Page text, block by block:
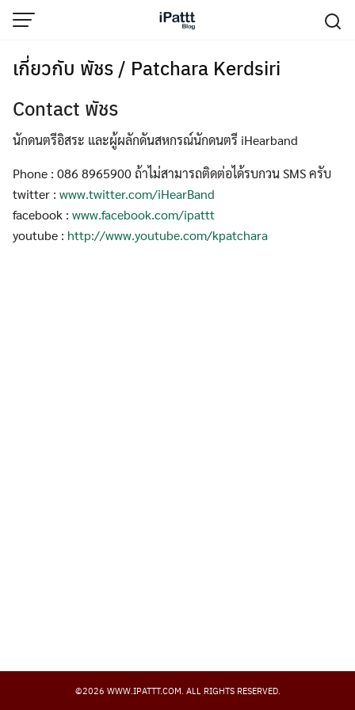
Skip
เกี่ยวกับ พัชร / Patchara Kerdsiri
Contact พัชร
นักดนตรีอิสระ และผู้ผลักดันสหกรณ์นักดนตรี iHearband
Phone : 086 8965900 ถ้าไม่สามารถติดต่อได้รบกวน SMS ครับ
twitter : www.twitter.com/iHearBand
facebook : www.facebook.com/ipattt
youtube : http://www.youtube.com/kpatchara
©2026 WWW.IPATTT.COM. ALL RIGHTS RESERVED.